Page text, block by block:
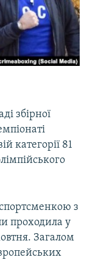
збірної
категорії 81
з
проходила у
Загалом